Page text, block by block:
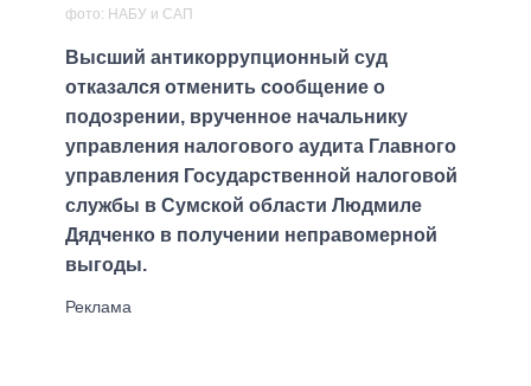
фото: НАБУ и САП
Высший антикоррупционный суд
отказался отменить сообщение о
подозрении, врученное начальнику
управления налогового аудита Главного
управления Государственной налоговой
службы в Сумской области Людмиле
Дядченко в получении неправомерной
выгоды.